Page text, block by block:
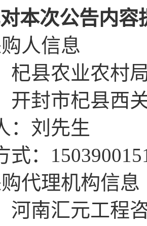
本次公告内
人信息
杞县农业农村
开封市杞县西
刘先生
式：
代理机构信息
河南汇元工程